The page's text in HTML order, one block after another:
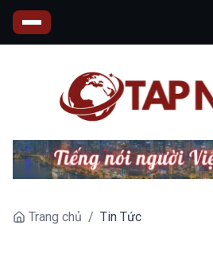
Trang chủ / Tin Tức